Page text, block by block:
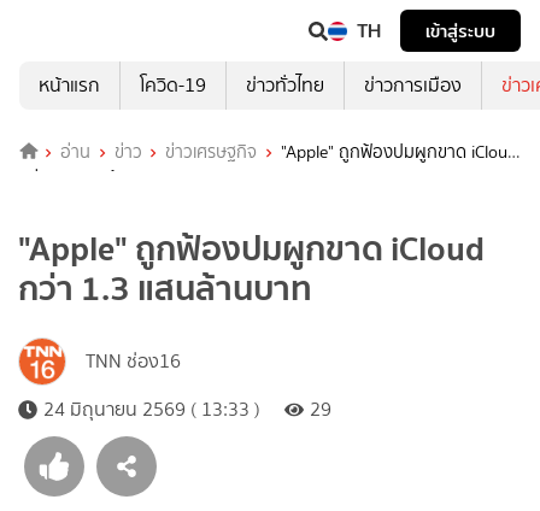
TH
เข้าสู่ระบบ
หน้าแรก
โควิด-19 ข่าวทั่วไทย ข่าวการเมือง ข่าว
อ่าน ข่าว ข่าวเศรษฐกิจ
"Apple" ถูกฟ้องปมผูกขาด iCloud
กว่า 1.3 แสนล้านบาท
"Apple" ถูกฟ้องปมผูกขาด iCloud
กว่า 1.3 แสนล้านบาท
TNN ช่อง16
24 มิถุนายน 2569 ( 13:33 )
29